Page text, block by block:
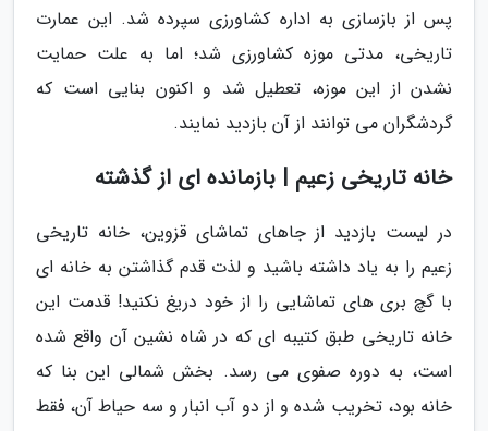
پس از بازسازی به اداره کشاورزی سپرده شد. این عمارت
تاریخی، مدتی موزه کشاورزی شد؛ اما به علت حمایت
نشدن از این موزه، تعطیل شد و اکنون بنایی است که
گردشگران می توانند از آن بازدید نمایند.
خانه تاریخی زعیم | بازمانده ای از گذشته
در لیست بازدید از جاهای تماشای قزوین، خانه تاریخی
زعیم را به یاد داشته باشید و لذت قدم گذاشتن به خانه ای
با گچ بری های تماشایی را از خود دریغ نکنید! قدمت این
خانه تاریخی طبق کتیبه ای که در شاه نشین آن واقع شده
است، به دوره صفوی می رسد. بخش شمالی این بنا که
خانه بود، تخریب شده و از دو آب انبار و سه حیاط آن، فقط